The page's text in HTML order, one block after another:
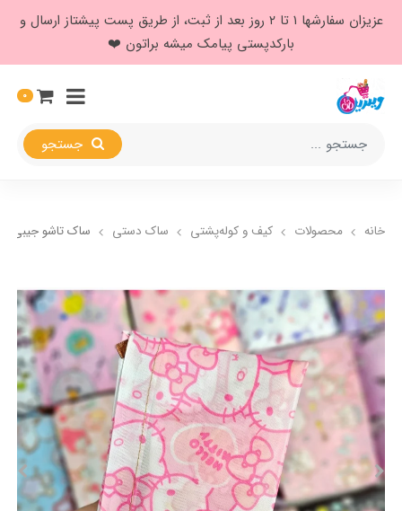
عزیزان سفارشها ۱ تا ۲ روز بعد از ثبت، از طریق پست پیشتاز ارسال و
بارکدپستی پیامک میشه براتون ❤️
0
خانه محصولات کیف و کوله‌پشتی ساک دستی ساک تاشو جیبی